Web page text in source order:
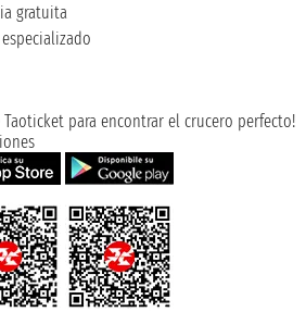
gratuita
Taoticket para encontrar el crucero perfecto!